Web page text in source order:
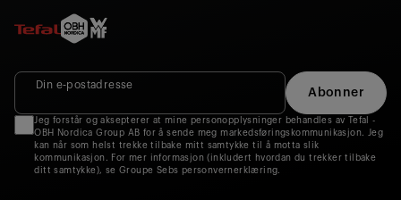
Din e‑postadresse
Abonner
Jeg forstår og aksepterer at mine personopplysninger behandles av Tefal -
OBH Nordica Group AB for å sende meg markedsføringskommunikasjon. Jeg
kan når som helst trekke tilbake mitt samtykke til å motta slik
kommunikasjon. For mer informasjon (inkludert hvordan du trekker tilbake
ditt samtykke), se Groupe Sebs personvernerklæring.